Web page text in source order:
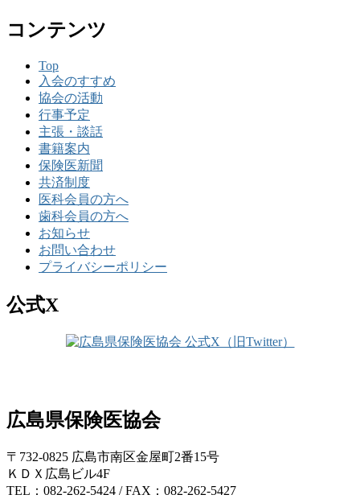
コンテンツ
Top
入会のすすめ
協会の活動
行事予定
主張・談話
書籍案内
保険医新聞
共済制度
医科会員の方へ
歯科会員の方へ
お知らせ
お問い合わせ
プライバシーポリシー
公式X
広島県保険医協会
〒732-0825 広島市南区金屋町2番15号
ＫＤＸ広島ビル4F
TEL：082-262-5424 / FAX：082-262-5427